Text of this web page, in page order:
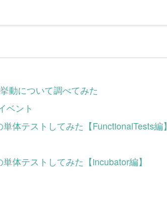
動について調べてみた
ベント
体テストしてみた【FunctionalTests編】
体テストしてみた【incubator編】